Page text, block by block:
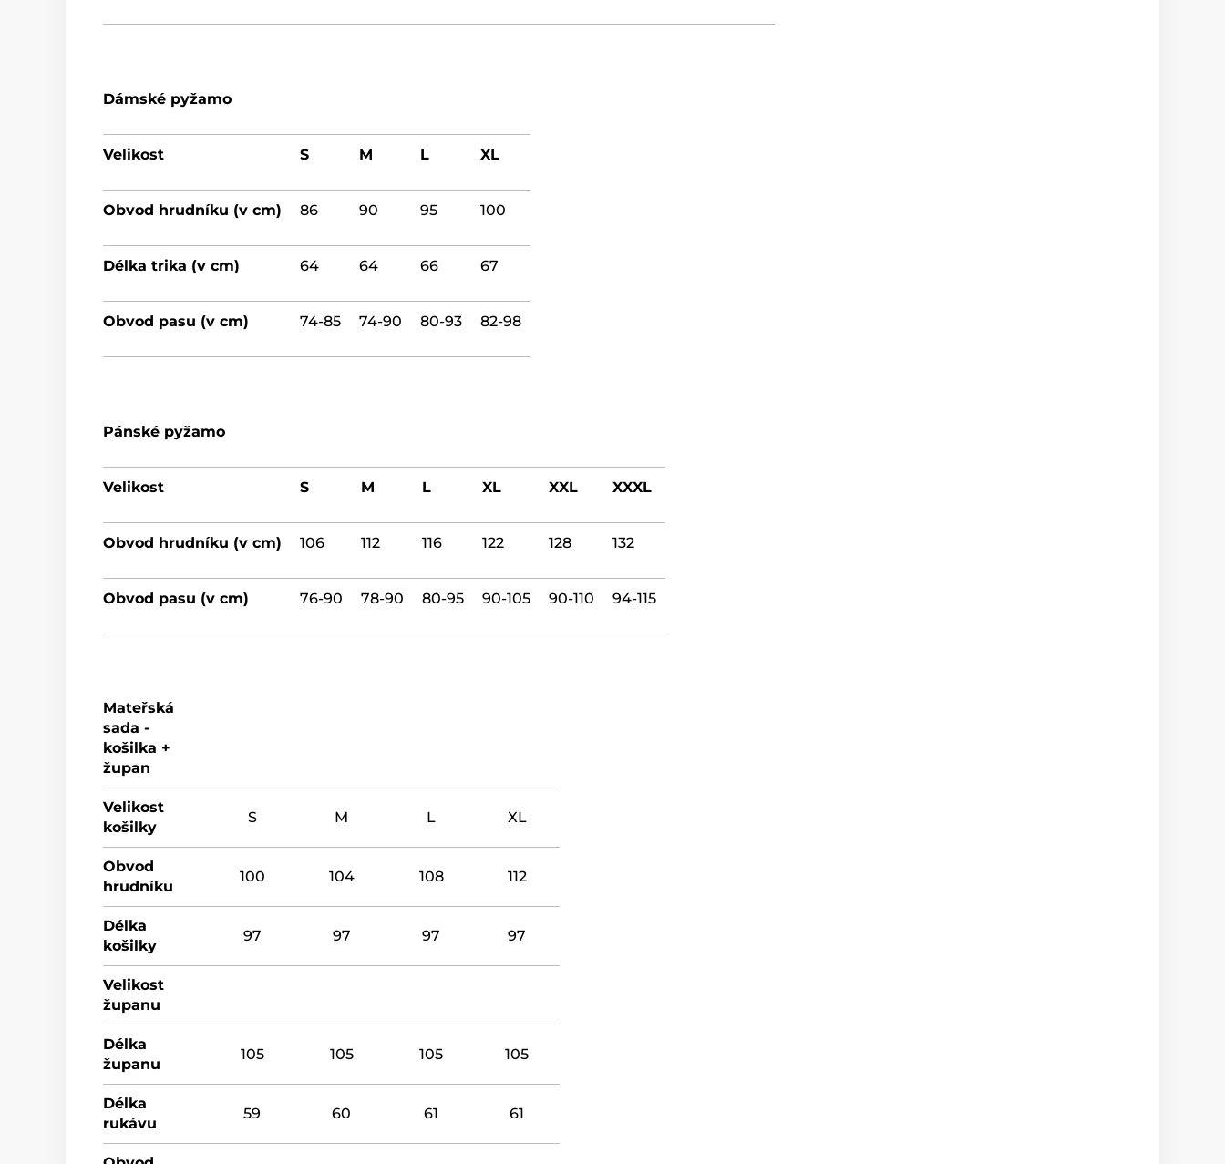
Dámské pyžamo
Velikost S M L XL
Obvod hrudníku (v cm) 86 90 95 100
Délka trika (v cm) 64 64 66 67
Obvod pasu (v cm) 74-85 74-90 80-93 82-98
Pánské pyžamo
Velikost S M L XL XXL XXXL
Obvod hrudníku (v cm) 106 112 116 122 128 132
Obvod pasu (v cm) 76-90 78-90 80-95 90-105 90-110 94-115
Mateřská
sada -
košilka +
župan
Velikost
košilky
S M L XL
Obvod
hrudníku
100 104 108 112
Délka
košilky
97 97 97 97
Velikost
županu
Délka
županu
105 105 105 105
Délka
rukávu
59 60 61 61